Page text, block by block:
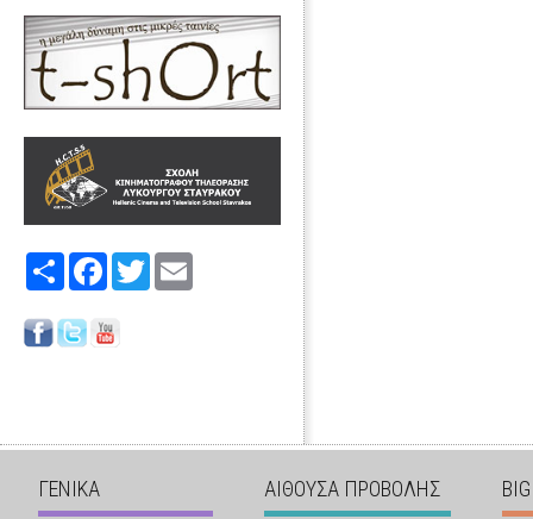
Share FacebookTwitter
ΓΕΝΙΚΑ ΑΙΘΟΥΣΑ ΠΡΟΒΟΛΗΣ